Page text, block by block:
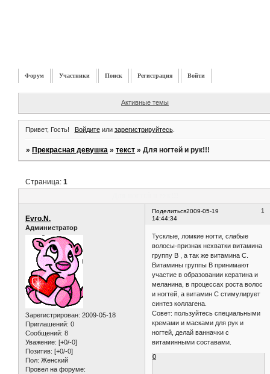
Форум Участники Поиск Регистрация Войти
Активные темы
Привет, Гость! Войдитеили зарегистрируйтесь.
»Прекрасная девушка »текст »Для ногтей и рук!!!
Страница:1
Поделиться 1
2009-05-19
14:44:34
Evro.N.
Администратор
Зарегистрирован: 2009-05-18
Приглашений: 0
Сообщений: 8
Уважение: [+0/-0]
Позитив: [+0/-0]
Пол: Женский
Провел на форуме:
Тусклые, ломкие ногти, слабые
волосы-признак нехватки витамина
группу В , а так же витамина С.
Витамины группы В принимают
участие в образовании кератина и
меланина, в процессах роста волос
и ногтей, а витамин С стимулирует
синтез коллагена.
Совет: пользуйтесь специальными
кремами и масками для рук и
ногтей, делай ванначки с
витаминными составами.
0